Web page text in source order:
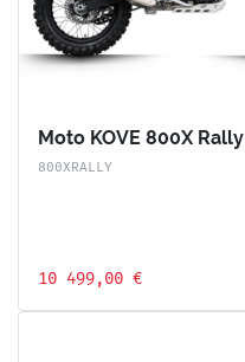
Moto KOVE 800X Rally
800XRALLY
10 499,00 €